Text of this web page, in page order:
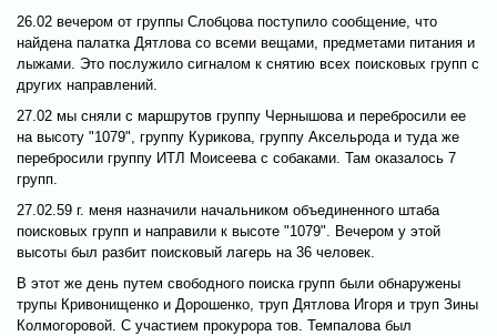
26.02 вечером от группы Слобцова поступило сообщение, что
найдена палатка Дятлова со всеми вещами, предметами питания и
лыжами. Это послужило сигналом к снятию всех поисковых групп с
других направлений.
27.02 мы сняли с маршрутов группу Чернышова и перебросили ее
на высоту "1079", группу Курикова, группу Аксельрода и туда же
перебросили группу ИТЛ Моисеева с собаками. Там оказалось 7
групп.
27.02.59 г. меня назначили начальником объединенного штаба
поисковых групп и направили к высоте "1079". Вечером у этой
высоты был разбит поисковый лагерь на 36 человек.
В этот же день путем свободного поиска групп были обнаружены
трупы Кривонищенко и Дорошенко, труп Дятлова Игоря и труп Зины
Колмогоровой. С участием прокурора тов. Темпалова был